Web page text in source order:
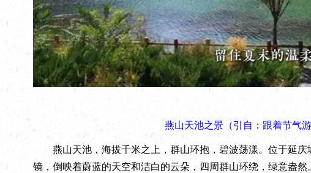
燕山天池之景（引自：跟着节气
燕山天池，海拔千米之上，群山环抱，碧波荡漾。位于延庆
镜，倒映着蔚蓝的天空和洁白的云朵，四周群山环绕，绿意盎